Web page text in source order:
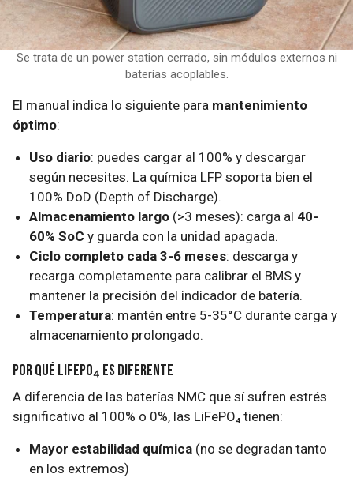
Se trata de un power station cerrado, sin módulos externos ni
baterías acoplables.
El manual indica lo siguiente para mantenimiento
óptimo:
Uso diario: puedes cargar al 100% y descargar
según necesites. La química LFP soporta bien el
100% DoD (Depth of Discharge).
Almacenamiento largo (>3 meses): carga al 40-
60% SoC y guarda con la unidad apagada.
Ciclo completo cada 3-6 meses: descarga y
recarga completamente para calibrar el BMS y
mantener la precisión del indicador de batería.
Temperatura: mantén entre 5-35°C durante carga y
almacenamiento prolongado.
Por qué LiFePO₄ es diferente
A diferencia de las baterías NMC que sí sufren estrés
significativo al 100% o 0%, las LiFePO₄ tienen:
Mayor estabilidad química (no se degradan tanto
en los extremos)